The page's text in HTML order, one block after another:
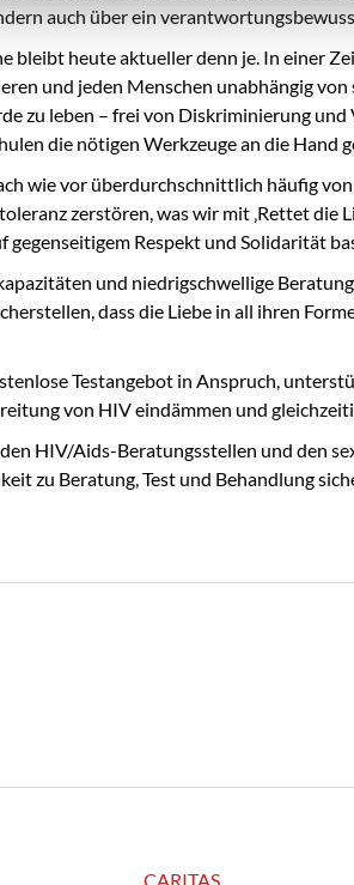
auch über ein
bleibt heute aktueller denn je. In einer
und jeden Menschen unabhängig
zu leben – frei von Diskriminierung
die nötigen Werkzeuge an die Hand
wie vor überdurchschnittlich häufig
zerstören, was wir mit ‚Rettet die
Respekt und Solidarität
und niedrigschwellige
dass die Liebe in all ihren
Testangebot in Anspruch,
von HIV eindämmen und
HIV/Aids-Beratungsstellen und den
zu Beratung, Test und Behandlung
CARITAS